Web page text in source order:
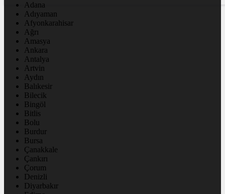
Adana
Adıyaman
Afyonkarahisar
Ağrı
Amasya
Ankara
Antalya
Artvin
Aydın
Balıkesir
Bilecik
Bingöl
Bitlis
Bolu
Burdur
Bursa
Çanakkale
Çankırı
Çorum
Denizli
Diyarbakır